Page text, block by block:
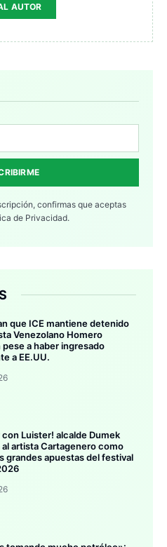
AUTOR
confirmas que aceptas
de Privacidad.
que ICE mantiene detenido
Venezolano Homero
pese a haber ingresado
a EE.UU.
con Luister! alcalde Dumek
artista Cartagenero como
grandes apuestas del festival